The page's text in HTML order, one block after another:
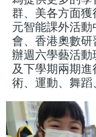
群、美各方面
元智能課外活
會、香港奧數
辦週六學藝活
及下學期兩期
術、運動、舞蹈